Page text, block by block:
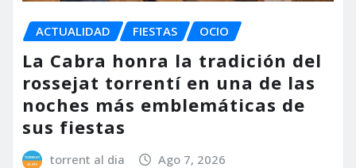
ACTUALIDAD FIESTAS OCIO
La Cabra honra la tradición del
rossejat torrentí en una de las
noches más emblemáticas de
sus fiestas
torrent al dia Ago 7, 2026